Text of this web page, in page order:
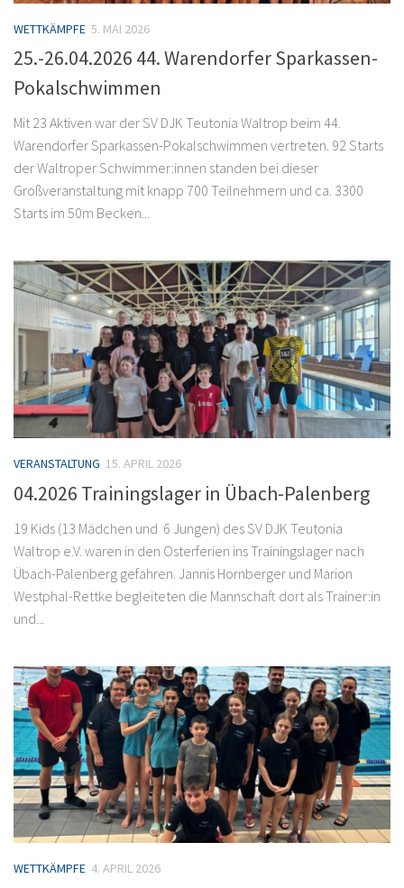
WETTKÄMPFE 5. MAI 2026
25.-26.04.2026 44. Warendorfer Sparkassen-
Pokalschwimmen
Mit 23 Aktiven war der SV DJK Teutonia Waltrop beim 44.
Warendorfer Sparkassen-Pokalschwimmen vertreten. 92 Starts
der Waltroper Schwimmer:innen standen bei dieser
Großveranstaltung mit knapp 700 Teilnehmern und ca. 3300
Starts im 50m Becken...
VERANSTALTUNG 15. APRIL 2026
04.2026 Trainingslager in Übach-Palenberg
19 Kids (13 Mädchen und 6 Jungen) des SV DJK Teutonia
Waltrop e.V. waren in den Osterferien ins Trainingslager nach
Übach-Palenberg gefahren. Jannis Hornberger und Marion
Westphal-Rettke begleiteten die Mannschaft dort als Trainer:in
und...
WETTKÄMPFE 4. APRIL 2026